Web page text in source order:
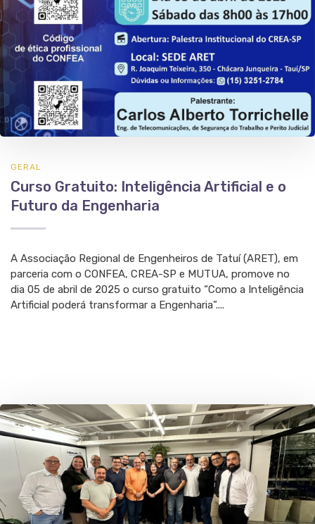
GERAL
Curso Gratuito: Inteligência Artificial e o
Futuro da Engenharia
A Associação Regional de Engenheiros de Tatuí (ARET), em
parceria com o CONFEA, CREA-SP e MUTUA, promove no
dia 05 de abril de 2025 o curso gratuito “Como a Inteligência
Artificial poderá transformar a Engenharia”....